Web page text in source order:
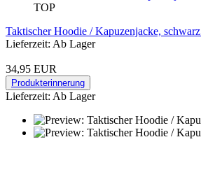
TOP
Taktischer Hoodie / Kapuzenjacke,
Lieferzeit: Ab Lager
34,95 EUR
Produkterinnerung
Lieferzeit: Ab Lager